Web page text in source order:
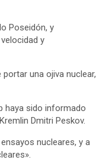
Poseidón, y
y
una ojiva nuclear,
haya sido informado
Dmitri Peskov.
nucleares, y a